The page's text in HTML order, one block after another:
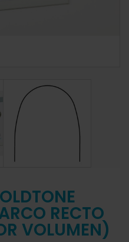
RECTO
VOLUMEN)